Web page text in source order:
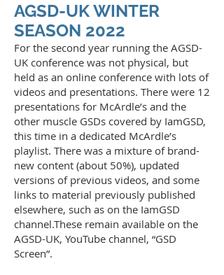
AGSD-UK WINTER
SEASON 2022
For the second year running the AGSD-
UK conference was not physical, but
held as an online conference with lots of
videos and presentations. There were 12
presentations for McArdle’s and the
other muscle GSDs covered by IamGSD,
this time in a dedicated McArdle’s
playlist. There was a mixture of brand-
new content (about 50%), updated
versions of previous videos, and some
links to material previously published
elsewhere, such as on the IamGSD
channel.These remain available on the
AGSD-UK, YouTube channel, “GSD
Screen”.